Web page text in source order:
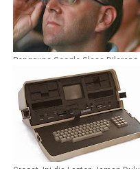
Pengguna Google Glass Dilarang
Greget, Ini dia Laptop Jaman Dulu